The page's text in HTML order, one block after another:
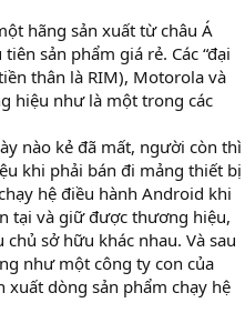
hãng sản xuất từ châu Á
sản phẩm giá rẻ. Các “đại
thân là RIM), Motorola và
hiệu như là một trong các
nào kẻ đã mất, người còn thì
khi phải bán đi mảng thiết bị
hệ điều hành Android khi
tại và giữ được thương hiệu,
sở hữu khác nhau. Và sau
như một công ty con của
dòng sản phẩm chạy hệ